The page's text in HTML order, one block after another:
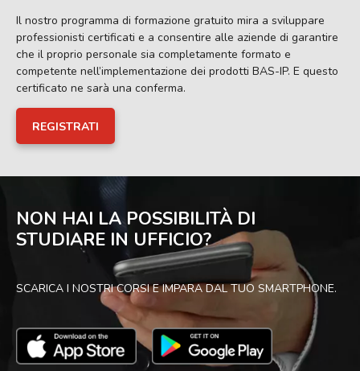
Il nostro programma di formazione gratuito mira a sviluppare
professionisti certificati e a consentire alle aziende di garantire
che il proprio personale sia completamente formato e
competente nell’implementazione dei prodotti BAS-IP. E questo
certificato ne sarà una conferma.
REGISTRATI
NON HAI LA POSSIBILITÀ DI
STUDIARE IN UFFICIO?
SCARICA I NOSTRI CORSI E IMPARA DAL TUO SMARTPHONE.